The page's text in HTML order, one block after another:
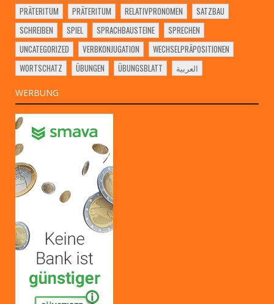
PRÄTERITUM
PRÄTERITUM RELATIVPRONOMEN
SATZBAU
SCHREIBEN
SPIEL SPRACHBAUSTEINE
SPRECHEN
UNCATEGORIZED
VERBKONJUGATION
WECHSELPRÄPOSITIONEN
WORTSCHATZ
ÜBUNGEN ÜBUNGSBLATT العربية
WERBUNG